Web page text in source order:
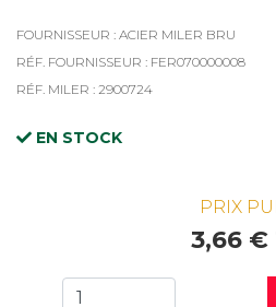
FOURNISSEUR : ACIER MILER BRU
RÉF. FOURNISSEUR : FER070000008
RÉF. MILER : 2900724
EN STOCK
PRIX
3,66 €